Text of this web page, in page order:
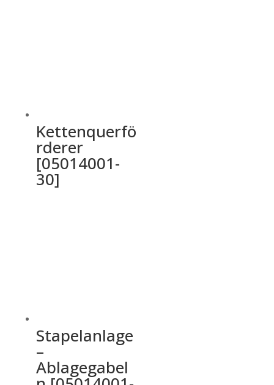
Kettenquerfö
rderer
[05014001-
30]
Stapelanlage
–
Ablagegabel